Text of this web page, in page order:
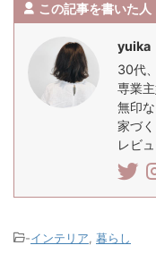
この記事を書いた人
yuika
30代
専業
無印
家づ
レビ
-インテリア 暮らし